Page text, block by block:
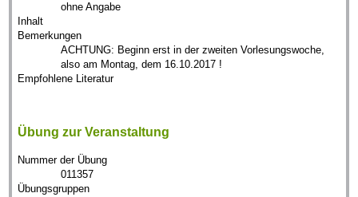
ohne Angabe
Inhalt
Bemerkungen
ACHTUNG: Beginn erst in der zweiten Vorlesungswoche,
also am Montag, dem 16.10.2017 !
Empfohlene Literatur
Übung zur Veranstaltung
Nummer der Übung
011357
Übungsgruppen